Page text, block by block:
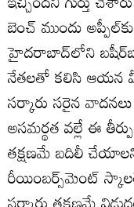
బెంచ్‌ ముందు
హైదరాబాద్‌లోని
నేతలతో కలిసి
సర్కారు సరైన
అసమర్థత వల్లే ఈ
తక్షణమే బదిలీ
రీయింబర్స్‌మెంట్‌